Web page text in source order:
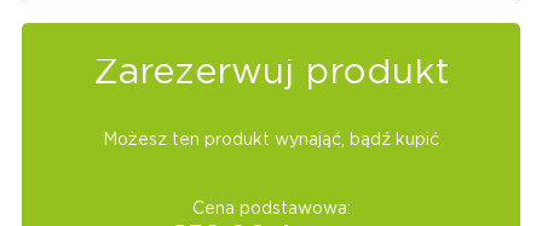
Zarezerwuj produkt
Możesz ten produkt wynająć, bądź kupić
Cena podstawowa: